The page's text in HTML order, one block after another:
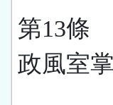
第13條
政風室